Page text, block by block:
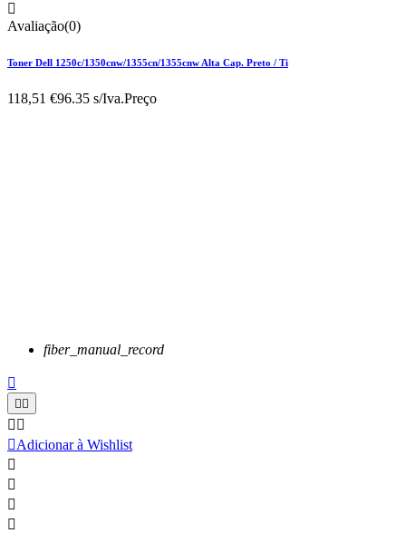

Avaliação(0)
Toner Dell 1250c/1350cnw/1355cn/1355cnw Alta Cap. Preto / Ti
118,51 €96.35 s/Iva.Preço
fiber_manual_record

 
 
Adicionar à Wishlist



